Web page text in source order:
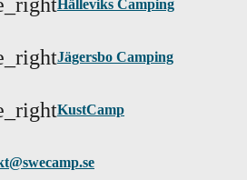
Hälleviks Camping
Jägersbo Camping
KustCamp